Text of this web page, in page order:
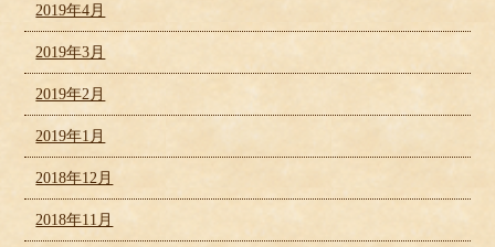
2019年4月
2019年3月
2019年2月
2019年1月
2018年12月
2018年11月